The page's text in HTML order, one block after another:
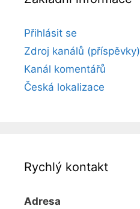
Přihlásit se
Zdroj kanálů (příspěvky)
Kanál komentářů
Česká lokalizace
Rychlý kontakt
Adresa